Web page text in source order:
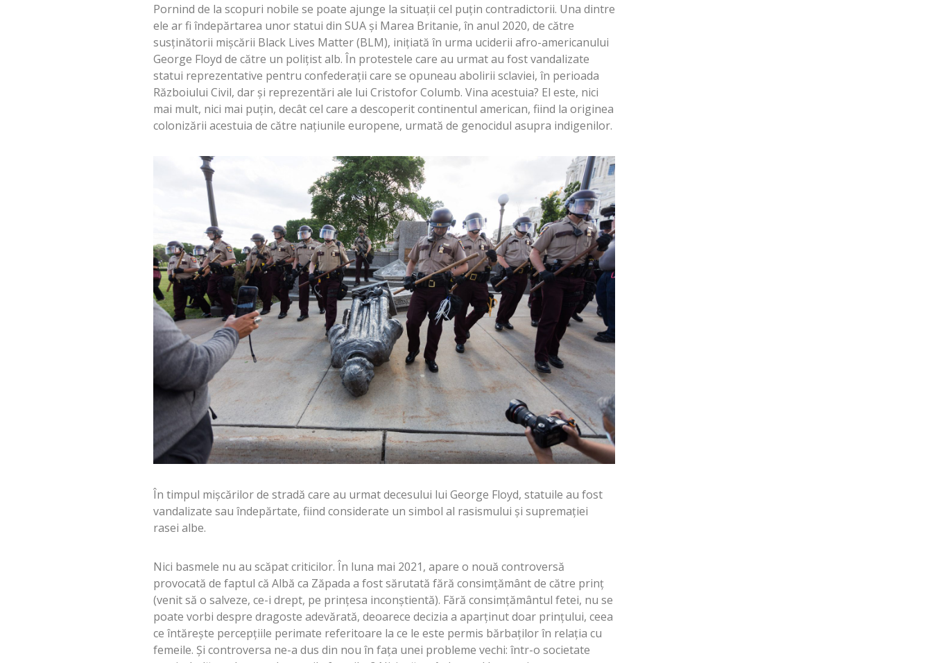
Pornind de la scopuri nobile se poate ajunge la situații cel puțin contradictorii. Una dintre
ele ar fi îndepărtarea unor statui din SUA și Marea Britanie, în anul 2020, de către
susținătorii mișcării Black Lives Matter (BLM), inițiată în urma uciderii afro-americanului
George Floyd de către un polițist alb. În protestele care au urmat au fost vandalizate
statui reprezentative pentru confederații care se opuneau abolirii sclaviei, în perioada
Războiului Civil, dar și reprezentări ale lui Cristofor Columb. Vina acestuia? El este, nici
mai mult, nici mai puțin, decât cel care a descoperit continentul american, fiind la originea
colonizării acestuia de către națiunile europene, urmată de genocidul asupra indigenilor.
În timpul mișcărilor de stradă care au urmat decesului lui George Floyd, statuile au fost
vandalizate sau îndepărtate, fiind considerate un simbol al rasismului și supremației
rasei albe.
Nici basmele nu au scăpat criticilor. În luna mai 2021, apare o nouă controversă
provocată de faptul că Albă ca Zăpada a fost sărutată fără consimțământ de către prinț
(venit să o salveze, ce-i drept, pe prințesa inconștientă). Fără consimțământul fetei, nu se
poate vorbi despre dragoste adevărată, deoarece decizia a aparținut doar prințului, ceea
ce întărește percepțiile perimate referitoare la ce le este permis bărbaților în relația cu
femeile. Și controversa ne-a dus din nou în fața unei probleme vechi: într-o societate